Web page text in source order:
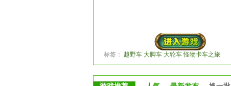
标签： 越野车 大脚车 大轮车 怪物卡车之旅